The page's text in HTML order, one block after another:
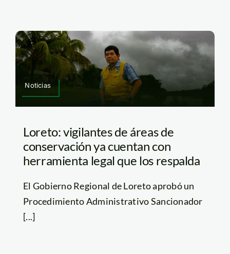
Noticias
Loreto: vigilantes de áreas de
conservación ya cuentan con
herramienta legal que los respalda
El Gobierno Regional de Loreto aprobó un
Procedimiento Administrativo Sancionador
[...]